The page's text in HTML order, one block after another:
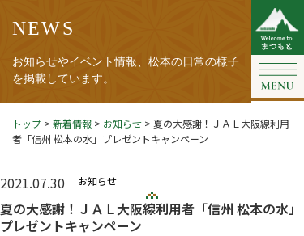
NEWS
お知らせやイベント情報、松本の日常の様子
を掲載しています。
トップ > 新着情報 > お知らせ > 夏の大感謝！ＪＡＬ大阪線利用
者「信州 松本の水」プレゼントキャンペーン
2021.07.30 お知らせ
夏の大感謝！ＪＡＬ大阪線利用者「信州 松本の水」
プレゼントキャンペーン